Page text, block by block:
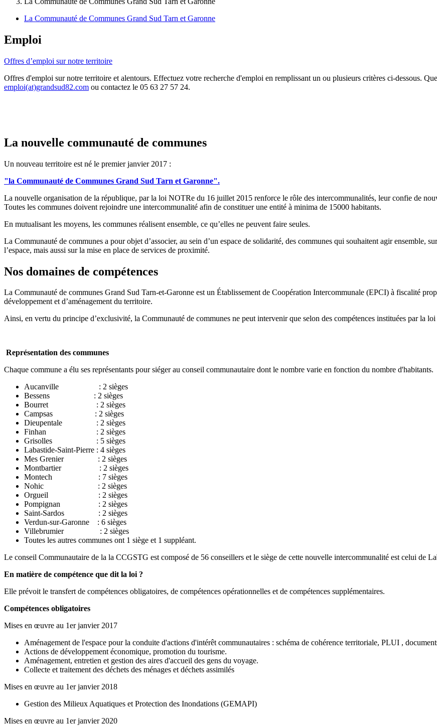
La Communauté de Communes Grand Sud Tarn et Garonne
Emploi
Offres d’emploi sur notre territoire
Offres d'emploi sur notre territoire et alentours. Effectuez votre recherche d'emploi en remplissant un ou plusieurs critères ci-dessous.
emploi(at)grandsud82.com ou contactez le 05 63 27 57 24.
La nouvelle communauté de communes
Un nouveau territoire est né le premier janvier 2017 :
"la Communauté de Communes Grand Sud Tarn et Garonne".
La nouvelle organisation de la république, par la loi NOTRe du 16 juillet 2015 renforce le rôle des intercommunalités, leur confie de
Toutes les communes doivent rejoindre une intercommunalité afin de constituer une entité à minima de 15000 habitants.
En mutualisant les moyens, les communes réalisent ensemble, ce qu’elles ne peuvent faire seules.
La Communauté de communes a pour objet d’associer, au sein d’un espace de solidarité, des communes qui souhaitent agir ensemble,
l’espace, mais aussi sur la mise en place de services de proximité.
Nos domaines de compétences
La Communauté de communes Grand Sud Tarn-et-Garonne est un Établissement de Coopération Intercommunale (EPCI) à fiscalité
développement et d’aménagement du territoire.
Ainsi, en vertu du principe d’exclusivité, la Communauté de communes ne peut intervenir que selon des compétences instituées par la
Représentation des communes
Chaque commune a élu ses représentants pour siéger au conseil communautaire dont le nombre varie en fonction du nombre d'habitants.
Aucanville : 2 sièges
Bessens : 2 sièges
Bourret : 2 sièges
Campsas : 2 sièges
Dieupentale : 2 sièges
Finhan : 2 sièges
Grisolles : 5 sièges
Labastide-Saint-Pierre : 4 sièges
Mes Grenier : 2 sièges
Montbartier : 2 sièges
Montech : 7 sièges
Nohic : 2 sièges
Orgueil : 2 sièges
Pompignan : 2 sièges
Saint-Sardos : 2 sièges
Verdun-sur-Garonne : 6 sièges
Villebrumier : 2 sièges
Toutes les autres communes ont 1 siège et 1 suppléant.
Le conseil Communautaire de la la CCGSTG est composé de 56 conseillers et le siège de cette nouvelle intercommunalité est celui de
En matière de compétence que dit la loi ?
Elle prévoit le transfert de compétences obligatoires, de compétences opérationnelles et de compétences supplémentaires.
Compétences obligatoires
Mises en œuvre au 1er janvier 2017
Aménagement de l'espace pour la conduite d'actions d'intérêt communautaires : schéma de cohérence territoriale, PLUI ,
Actions de développement économique, promotion du tourisme.
Aménagement, entretien et gestion des aires d'accueil des gens du voyage.
Collecte et traitement des déchets des ménages et déchets assimilés
Mises en œuvre au 1er janvier 2018
Gestion des Milieux Aquatiques et Protection des Inondations (GEMAPI)
Mises en œuvre au 1er janvier 2020